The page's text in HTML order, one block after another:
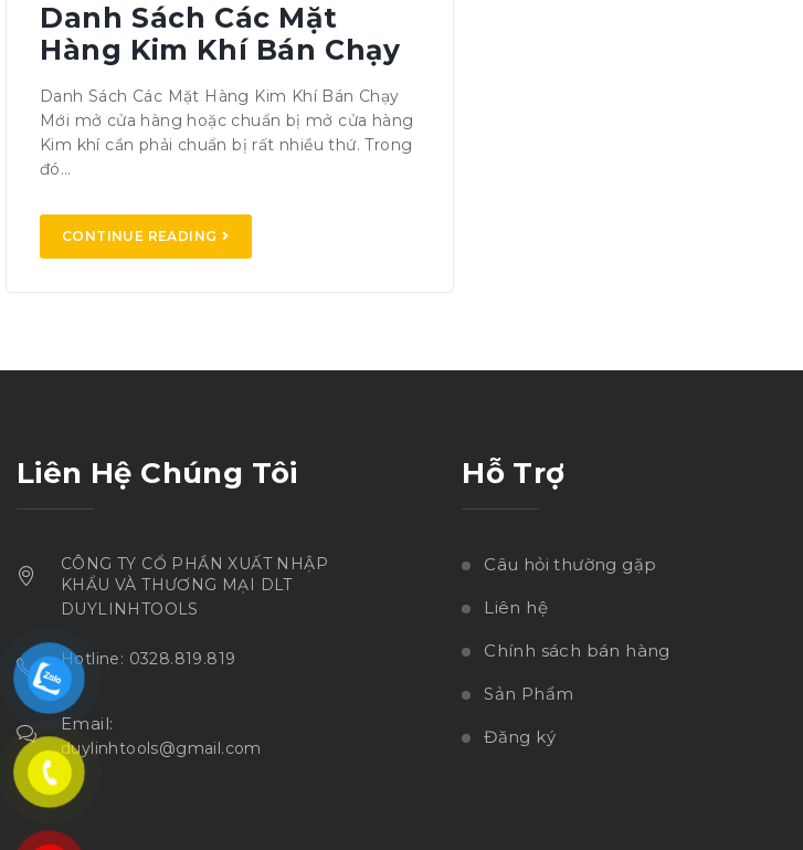
Danh Sách Các Mặt
Hàng Kim Khí Bán Chạy
Danh Sách Các Mặt Hàng Kim Khí Bán Chạy
Mới mở cửa hàng hoặc chuẩn bị mở cửa hàng
Kim khí cần phải chuẩn bị rất nhiều thứ. Trong
đó…
CONTINUE READING
Liên Hệ Chúng Tôi
CÔNG TY CỔ PHẦN XUẤT NHẬP
KHẨU VÀ THƯƠNG MẠI DLT
DUYLINHTOOLS
Hotline: 0328.819.819
Email:
duylinhtools@gmail.com
Hỗ Trợ
Câu hỏi thường gặp
Liên hệ
Chính sách bán hàng
Sản Phẩm
Đăng ký